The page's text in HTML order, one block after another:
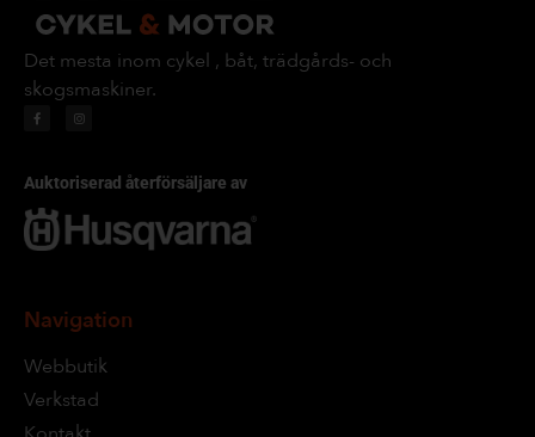
Det mesta inom cykel , båt, trädgårds- och
skogsmaskiner.
Auktoriserad återförsäljare av
Navigation
Webbutik
Verkstad